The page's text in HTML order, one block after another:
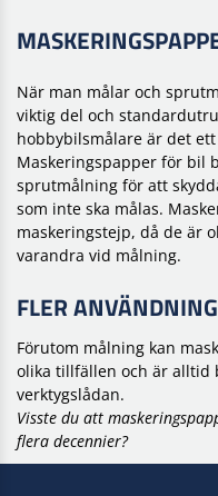
När man målar och
viktig del och
hobbybilsmålare är det
Maskeringspapper för bil
sprutmålning för att
som inte ska målas.
maskeringstejp, då de är
varandra vid målning.
FLER
Förutom målning kan
olika tillfällen och är alltid
verktygslådan.
Visste du att
flera decennier?